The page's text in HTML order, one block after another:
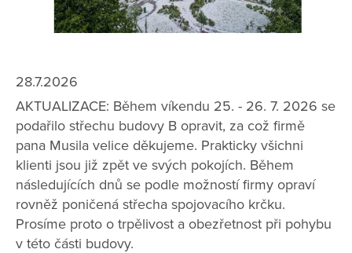
28.7.2026
AKTUALIZACE: Během víkendu 25. - 26. 7. 2026 se
podařilo střechu budovy B opravit, za což firmě
pana Musila velice děkujeme. Prakticky všichni
klienti jsou již zpět ve svých pokojích. Během
následujících dnů se podle možností firmy opraví
rovněž poničená střecha spojovacího krčku.
Prosíme proto o trpělivost a obezřetnost při pohybu
v této části budovy.